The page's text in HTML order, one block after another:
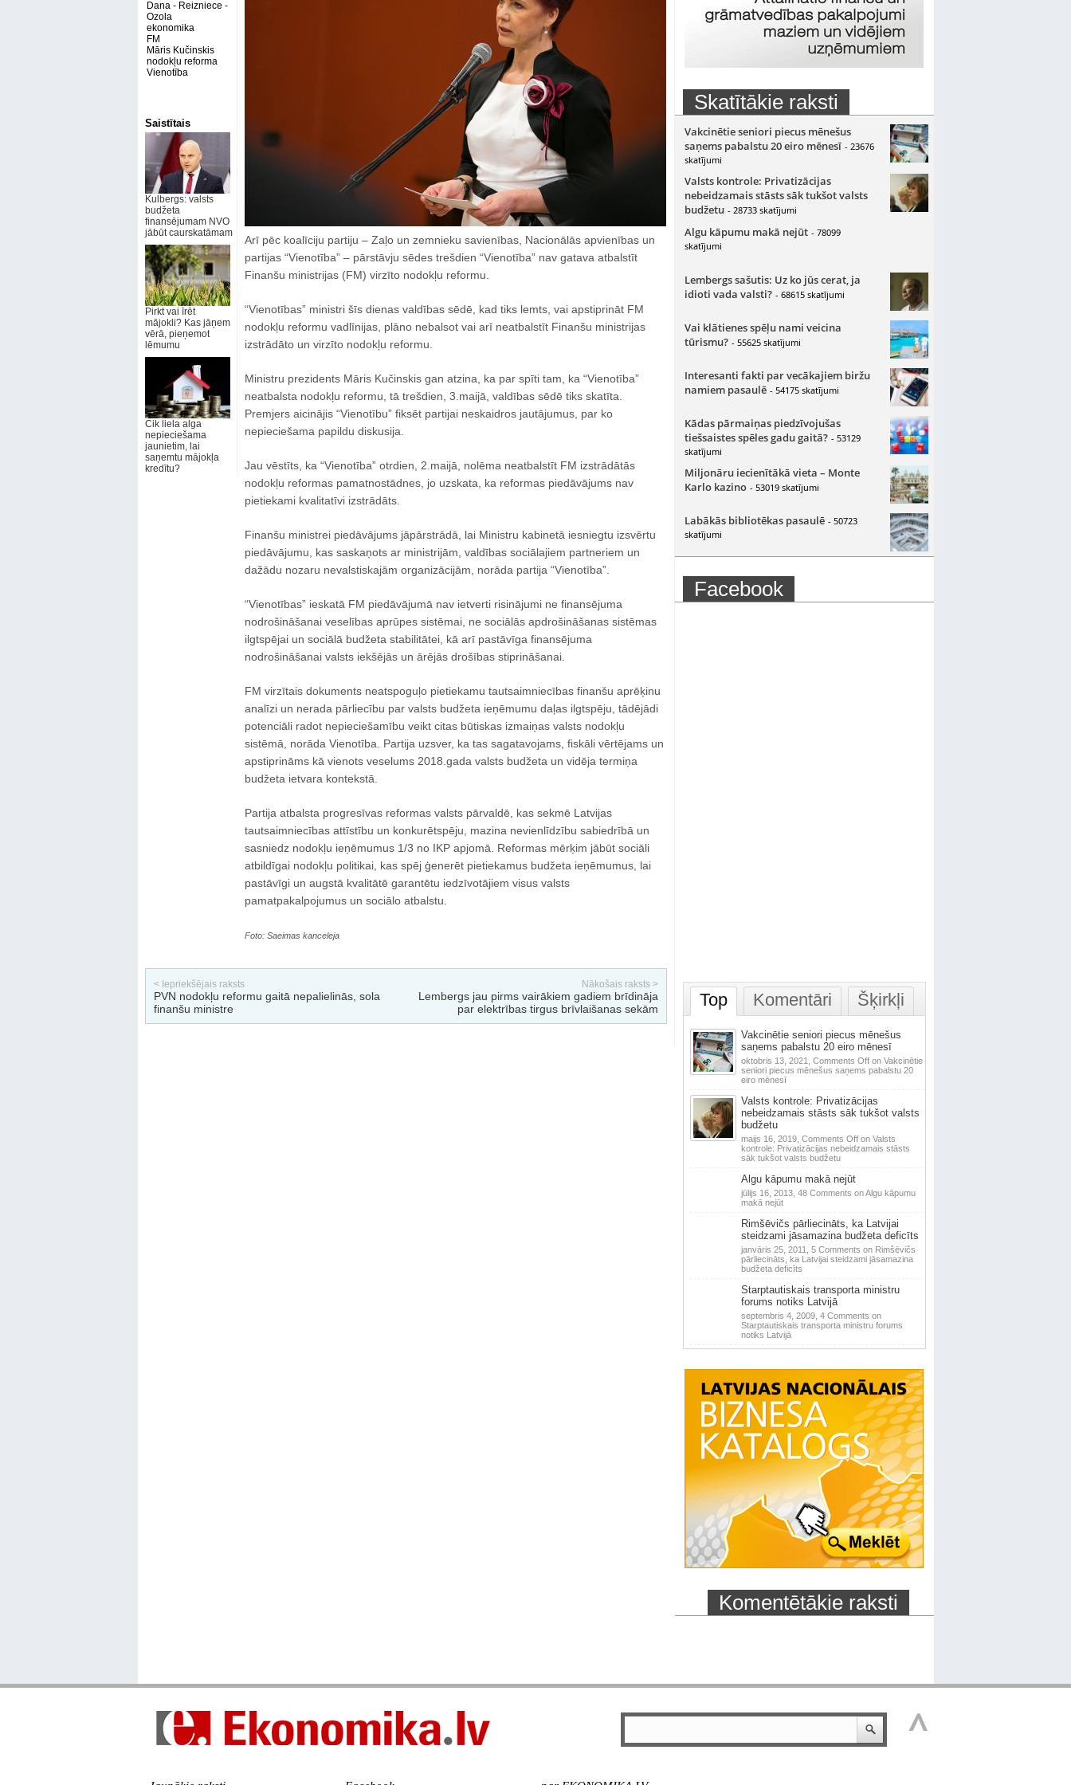
Dana - Reizniece -
Ozola
ekonomika
FM
Māris Kučinskis
nodokļu reforma
Vienotība
Saistītais
Kulbergs: valsts
budžeta
finansējumam NVO
jābūt caurskatāmam
Pirkt vai īrēt
mājokli? Kas jāņem
vērā, pieņemot
lēmumu
Cik liela alga
nepieciešama
jaunietim, lai
saņemtu mājokļa
kredītu?
Arī pēc koalīciju partiju – Zaļo un zemnieku savienības, Nacionālās apvienības un
partijas “Vienotība” – pārstāvju sēdes trešdien “Vienotība” nav gatava atbalstīt
Finanšu ministrijas (FM) virzīto nodokļu reformu.
“Vienotības” ministri šīs dienas valdības sēdē, kad tiks lemts, vai apstiprināt FM
nodokļu reformu vadlīnijas, plāno nebalsot vai arī neatbalstīt Finanšu ministrijas
izstrādāto un virzīto nodokļu reformu.
Ministru prezidents Māris Kučinskis gan atzina, ka par spīti tam, ka “Vienotība”
neatbalsta nodokļu reformu, tā trešdien, 3.maijā, valdības sēdē tiks skatīta.
Premjers aicinājis “Vienotību” fiksēt partijai neskaidros jautājumus, par ko
nepieciešama papildu diskusija.
Jau vēstīts, ka “Vienotība” otrdien, 2.maijā, nolēma neatbalstīt FM izstrādātās
nodokļu reformas pamatnostādnes, jo uzskata, ka reformas piedāvājums nav
pietiekami kvalitatīvi izstrādāts.
Finanšu ministrei piedāvājums jāpārstrādā, lai Ministru kabinetā iesniegtu izsvērtu
piedāvājumu, kas saskaņots ar ministrijām, valdības sociālajiem partneriem un
dažādu nozaru nevalstiskajām organizācijām, norāda partija “Vienotība”.
“Vienotības” ieskatā FM piedāvājumā nav ietverti risinājumi ne finansējuma
nodrošināšanai veselības aprūpes sistēmai, ne sociālās apdrošināšanas sistēmas
ilgtspējai un sociālā budžeta stabilitātei, kā arī pastāvīga finansējuma
nodrošināšanai valsts iekšējās un ārējās drošības stiprināšanai.
FM virzītais dokuments neatspoguļo pietiekamu tautsaimniecības finanšu aprēķinu
analīzi un nerada pārliecību par valsts budžeta ieņēmumu daļas ilgtspēju, tādējādi
potenciāli radot nepieciešamību veikt citas būtiskas izmaiņas valsts nodokļu
sistēmā, norāda Vienotība. Partija uzsver, ka tas sagatavojams, fiskāli vērtējams un
apstiprināms kā vienots veselums 2018.gada valsts budžeta un vidēja termiņa
budžeta ietvara kontekstā.
Partija atbalsta progresīvas reformas valsts pārvaldē, kas sekmē Latvijas
tautsaimniecības attīstību un konkurētspēju, mazina nevienlīdzību sabiedrībā un
sasniedz nodokļu ieņēmumus 1/3 no IKP apjomā. Reformas mērķim jābūt sociāli
atbildīgai nodokļu politikai, kas spēj ģenerēt pietiekamus budžeta ieņēmumus, lai
pastāvīgi un augstā kvalitātē garantētu iedzīvotājiem visus valsts
pamatpakalpojumus un sociālo atbalstu.
Foto: Saeimas kanceleja
< Iepriekšējais raksts
PVN nodokļu reformu gaitā nepalielinās, sola
finanšu ministre
Nākošais raksts >
Lembergs jau pirms vairākiem gadiem brīdināja
par elektrības tirgus brīvlaišanas sekām
Skatītākie raksti
Vakcinētie seniori piecus mēnešus
saņems pabalstu 20 eiro mēnesī - 23676
skatījumi
Valsts kontrole: Privatizācijas
nebeidzamais stāsts sāk tukšot valsts
budžetu - 28733 skatījumi
Algu kāpumu makā nejūt - 78099
skatījumi
Lembergs sašutis: Uz ko jūs cerat, ja
idioti vada valsti? - 68615 skatījumi
Vai klātienes spēļu nami veicina
tūrismu? - 55625 skatījumi
Interesanti fakti par vecākajiem biržu
namiem pasaulē - 54175 skatījumi
Kādas pārmaiņas piedzīvojušas
tiešsaistes spēles gadu gaitā? - 53129
skatījumi
Miljonāru iecienītākā vieta – Monte
Karlo kazino - 53019 skatījumi
Labākās bibliotēkas pasaulē - 50723
skatījumi
Facebook
Top Komentāri Šķirkļi
Vakcinētie seniori piecus mēnešus
saņems pabalstu 20 eiro mēnesī
oktobris 13, 2021, Comments Offon Vakcinētie
seniori piecus mēnešus saņems pabalstu 20
eiro mēnesī
Valsts kontrole: Privatizācijas
nebeidzamais stāsts sāk tukšot valsts
budžetu
maijs 16, 2019, Comments Offon Valsts
kontrole: Privatizācijas nebeidzamais stāsts
sāk tukšot valsts budžetu
Algu kāpumu makā nejūt
jūlijs 16, 2013, 48 Comments on Algu kāpumu
makā nejūt
Rimšēvičs pārliecināts, ka Latvijai
steidzami jāsamazina budžeta deficīts
janvāris 25, 2011, 5 Comments on Rimšēvičs
pārliecināts, ka Latvijai steidzami jāsamazina
budžeta deficīts
Starptautiskais transporta ministru
forums notiks Latvijā
septembris 4, 2009, 4 Comments on
Starptautiskais transporta ministru forums
notiks Latvijā
Komentētākie raksti